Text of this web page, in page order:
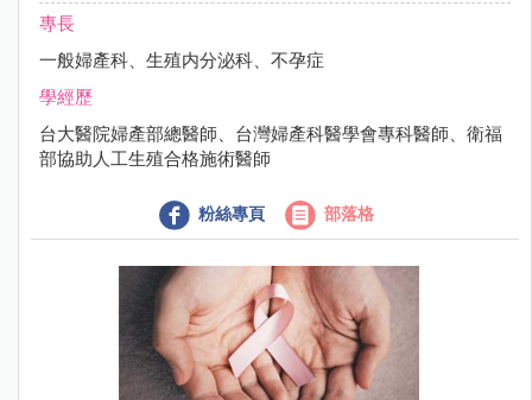
專長
一般婦產科、生殖内分泌科、不孕症
學經歷
台大醫院婦產部總醫師、台灣婦產科醫學會專科醫師、衛福
部協助人工生殖合格施術醫師
粉絲專頁 部落格